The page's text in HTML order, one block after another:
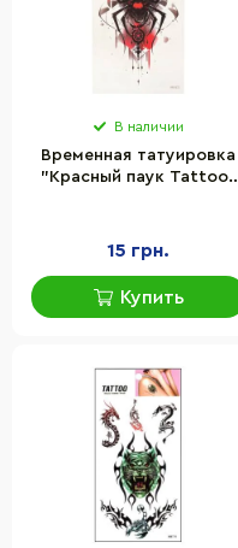
В наличии
Временная татуировка
"Красный паук Tattoo"
15 грн.
Купить